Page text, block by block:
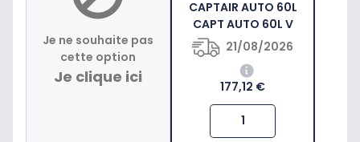
Je ne souhaite pas
cette option
Je clique ici
CAPTAIR AUTO 60L
CAPT AUTO 60L V
21/08/2026
177,12 €